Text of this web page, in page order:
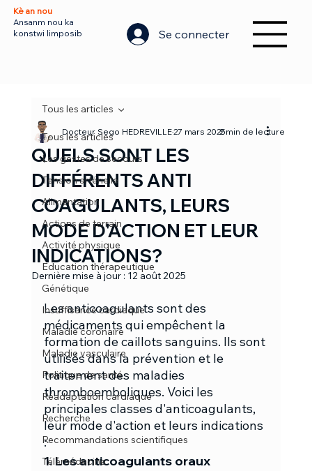
Kè an nou
Ansanm nou ka
konstwi limposib
Se connecter
Tous les articles
Les gestes de secours
Tension artérielle
Alimentation
Actions de terrain
Activité physique
Education thérapeutique
Génétique
Insuffisance cardiaque
Maladie coronaire
Maladie vasculaire
Politique de santé
Réadaptation cardiaque
Recherche
Recommandations scientifiques
Télémédecine
Tous les articles
QUELS SONT LES
DIFFÉRENTS ANTI
COAGULANTS, LEURS
MODE D'ACTION ET LEUR
INDICATIONS?
Docteur Sego HEDREVILLE27 mars 20252 min de lecture
Dernière mise à jour : 12 août 2025
Les anticoagulants sont des
médicaments qui empêchent la
formation de caillots sanguins. Ils sont
utilisés dans la prévention et le
traitement des maladies
thromboemboliques. Voici les
principales classes d'anticoagulants,
leur mode d'action et leurs indications
:
1. Les anticoagulants oraux